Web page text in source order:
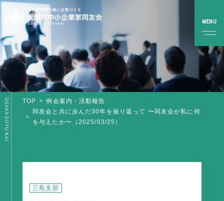
TOP
例会案内・活動報告
同友会と共に歩んだ30年を振り返って 〜同友会が私に何
を与えたか〜（2025/03/25）
OSAKA DOYU-KAI
三島支部